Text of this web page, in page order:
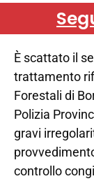
È scattato il
trattamento
Forestali di
Polizia
gravi
controllo